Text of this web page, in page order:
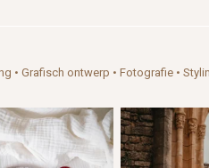
• Grafisch ontwerp • Fotografie •